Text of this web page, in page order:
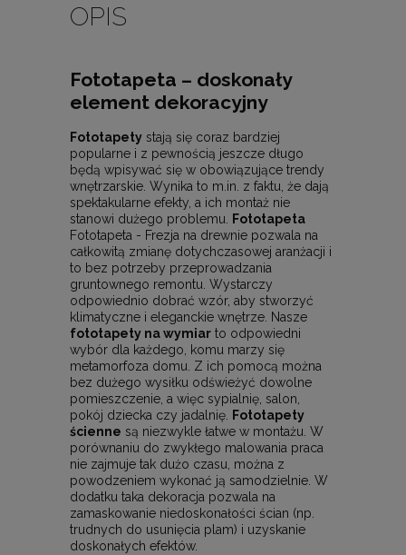
OPIS
Fototapeta – doskonały
element dekoracyjny
Fototapety stają się coraz bardziej
popularne i z pewnością jeszcze długo
będą wpisywać się w obowiązujące trendy
wnętrzarskie. Wynika to m.in. z faktu, że dają
spektakularne efekty, a ich montaż nie
stanowi dużego problemu. Fototapeta
Fototapeta - Frezja na drewnie pozwala na
całkowitą zmianę dotychczasowej aranżacji i
to bez potrzeby przeprowadzania
gruntownego remontu. Wystarczy
odpowiednio dobrać wzór, aby stworzyć
klimatyczne i eleganckie wnętrze. Nasze
fototapety na wymiar to odpowiedni
wybór dla każdego, komu marzy się
metamorfoza domu. Z ich pomocą można
bez dużego wysiłku odświeżyć dowolne
pomieszczenie, a więc sypialnię, salon,
pokój dziecka czy jadalnię. Fototapety
ścienne są niezwykle łatwe w montażu. W
porównaniu do zwykłego malowania praca
nie zajmuje tak dużo czasu, można z
powodzeniem wykonać ją samodzielnie. W
dodatku taka dekoracja pozwala na
zamaskowanie niedoskonałości ścian (np.
trudnych do usunięcia plam) i uzyskanie
doskonałych efektów.